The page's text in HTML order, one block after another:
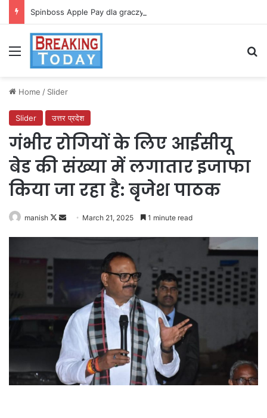
Spinboss Apple Pay dla graczy na iPhone
Menu
Home / Slider
Slider उत्तर प्रदेश
गंभीर रोगियों के लिए आईसीयू
बेड की संख्या में लगातार इजाफा
किया जा रहा है: बृजेश पाठक
manish
Follow
Send March 21, 2025 1 minute read